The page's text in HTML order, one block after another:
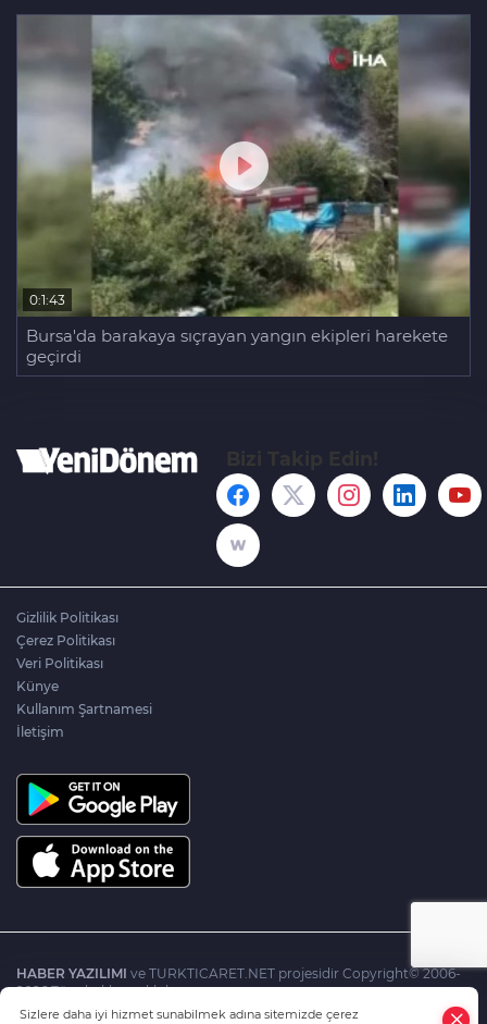
0:1:43
Bursa'da barakaya sıçrayan yangın ekipleri harekete
geçirdi
Gizlilik Politikası
Çerez Politikası
Veri Politikası
Künye
Kullanım Şartnamesi
İletişim
HABER YAZILIMI ve TURKTICARET.NET projesidir Copyright© 2006-
2026 Tüm hakları saklıdır.
Sizlere daha iyi hizmet sunabilmek adına sitemizde çerez